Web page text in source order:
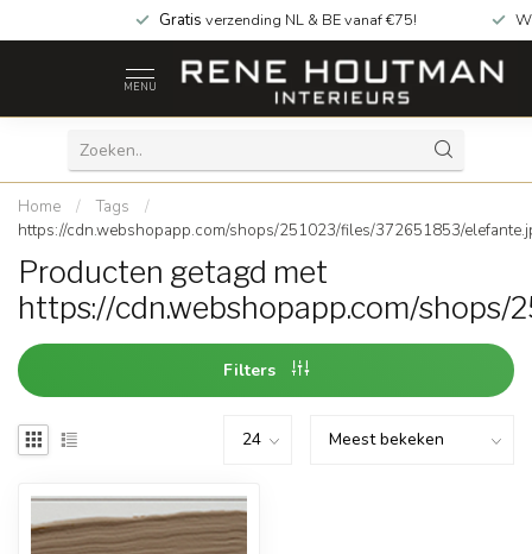
Gratis verzending NL & BE vanaf €75!
MENU
Home / Tags
/
https://cdn.webshopapp.com/shops/251023/files/372651853/
Producten getagd met
https://cdn.webshopapp.com/
Filters